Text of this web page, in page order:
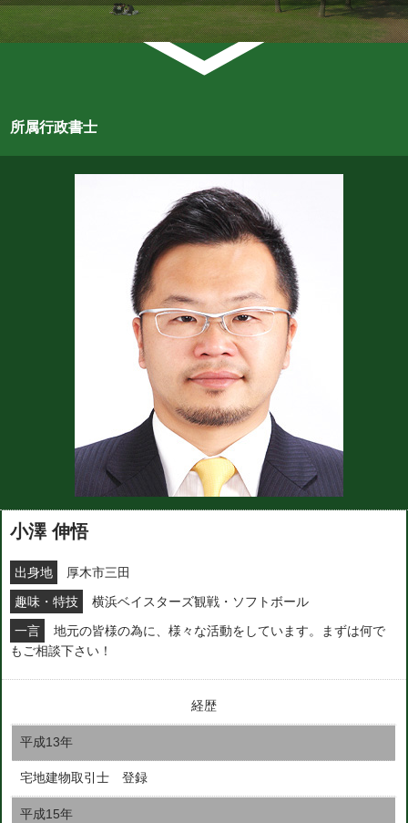
所属行政書士
小澤 伸悟
出身地
厚木市三田
趣味・特技
横浜ベイスターズ観戦・ソフトボール
一言
地元の皆様の為に、様々な活動をしています。まずは何で
もご相談下さい！
経歴
平成13年
宅地建物取引士 登録
平成15年